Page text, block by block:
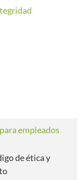
empleados
de ética y